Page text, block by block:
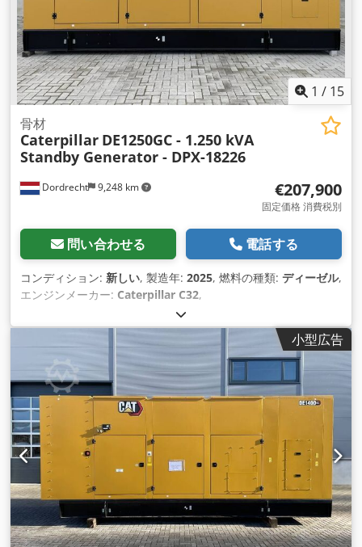
1 / 15
Dordrecht 9,248 km
骨材
Caterpillar DE1250GC - 1.250 kVA
Standby Generator - DPX-18226
€207,900
固定価格 消費税別
問い合わせる 電話する
コンディション: 新しい, 製造年: 2025, 燃料の種類: ディーゼル,
エンジンメーカー: Caterpillar C32,
小型広告